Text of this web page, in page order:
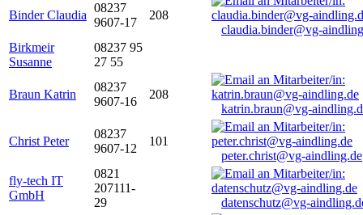
Binder Claudia
08237
9607-17
208
claudia.binder@vg-
Birkmeir
Susanne
08237 95
27 55
Braun Katrin
08237
9607-16
208
katrin.braun@vg-
Christ Peter
08237
9607-12
101
peter.christ@vg-aindling.de
fly-tech IT
GmbH
0821
207111-
29
datenschutz@vg-